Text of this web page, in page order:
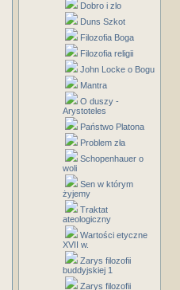
Dobro i zlo
Duns Szkot
Filozofia Boga
Filozofia religii
John Locke o Bogu
Mantra
O duszy -
Arystoteles
Państwo Platona
Problem zła
Schopenhauer o
woli
Sen w którym
żyjemy
Traktat
ateologiczny
Wartości etyczne
XVII w.
Zarys filozofii
buddyjskiej 1
Zarys filozofii